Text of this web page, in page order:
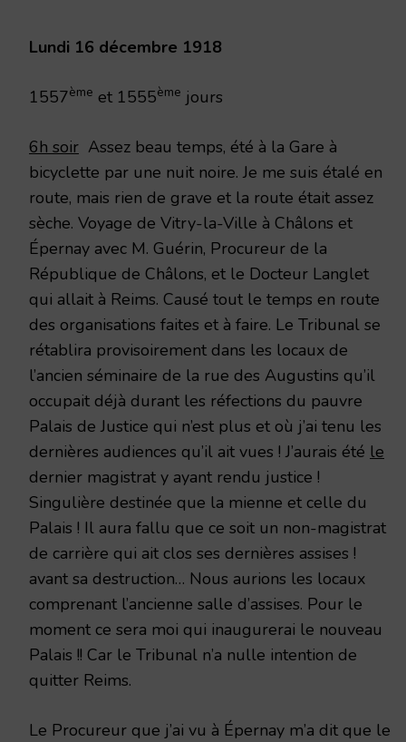
Lundi 16 décembre 1918
1557ème et 1555ème jours
6h soir Assez beau temps, été à la Gare à
bicyclette par une nuit noire. Je me suis étalé en
route, mais rien de grave et la route était assez
sèche. Voyage de Vitry-la-Ville à Châlons et
Épernay avec M. Guérin, Procureur de la
République de Châlons, et le Docteur Langlet
qui allait à Reims. Causé tout le temps en route
des organisations faites et à faire. Le Tribunal se
rétablira provisoirement dans les locaux de
l’ancien séminaire de la rue des Augustins qu’il
occupait déjà durant les réfections du pauvre
Palais de Justice qui n’est plus et où j’ai tenu les
dernières audiences qu’il ait vues ! J’aurais été le
dernier magistrat y ayant rendu justice !
Singulière destinée que la mienne et celle du
Palais ! Il aura fallu que ce soit un non-magistrat
de carrière qui ait clos ses dernières assises !
avant sa destruction… Nous aurions les locaux
comprenant l’ancienne salle d’assises. Pour le
moment ce sera moi qui inaugurerai le nouveau
Palais !! Car le Tribunal n’a nulle intention de
quitter Reims.
Le Procureur que j’ai vu à Épernay m’a dit que le